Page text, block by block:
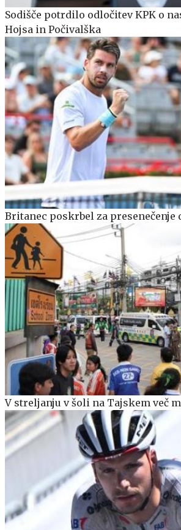
Sodišče potrdilo odločitev KPK o
Hojsa in Počivalška
Britanec poskrbel za presenečenje
V streljanju v šoli na Tajskem več